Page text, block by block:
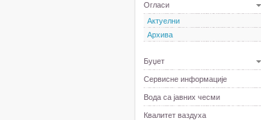
Огласи
Актуелни
Архива
Буџет
Сервисне информације
Вода са јавних чесми
Квалитет ваздуха